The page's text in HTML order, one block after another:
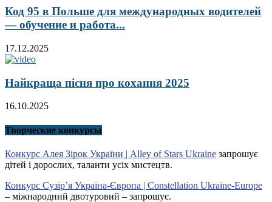
Код 95 в Польше для международных водителей
— обучение и работа...
17.12.2025
Найкраща пісня про кохання 2025
16.10.2025
Творческие конкурсы
Конкурс Алея Зірок України | Alley of Stars Ukraine запрошує
дітей і дорослих, таланти усіх мистецтв.
Конкурс Сузір’я Україна-Європа | Constellation Ukraine-Europe
– міжнародний двотуровий – запрошує.